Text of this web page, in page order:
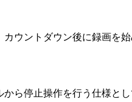
カウントダウン後に録画を
ら停止操作を行う仕様と